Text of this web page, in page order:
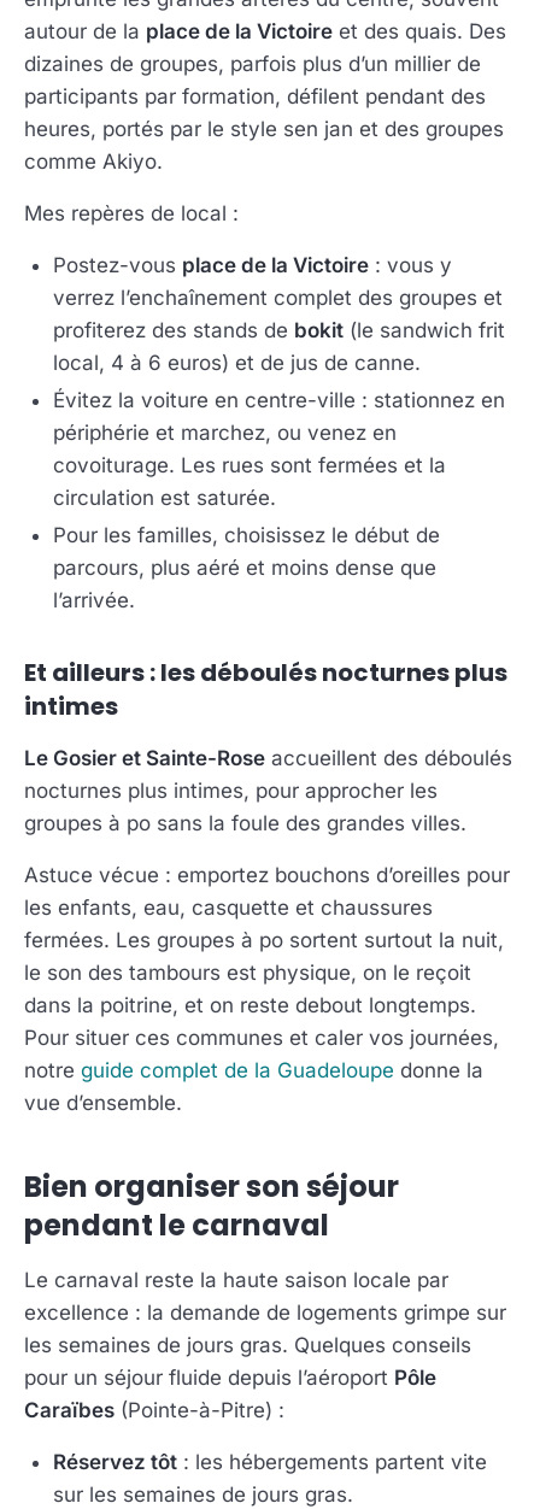
autour de la place de la Victoire et des quais. Des
dizaines de groupes, parfois plus d’un millier de
participants par formation, défilent pendant des
heures, portés par le style sen jan et des groupes
comme Akiyo.
Mes repères de local :
Postez-vous place de la Victoire : vous y
verrez l’enchaînement complet des groupes et
profiterez des stands de bokit (le sandwich frit
local, 4 à 6 euros) et de jus de canne.
Évitez la voiture en centre-ville : stationnez en
périphérie et marchez, ou venez en
covoiturage. Les rues sont fermées et la
circulation est saturée.
Pour les familles, choisissez le début de
parcours, plus aéré et moins dense que
l’arrivée.
Et ailleurs : les déboulés nocturnes plus
intimes
Le Gosier et Sainte-Rose accueillent des déboulés
nocturnes plus intimes, pour approcher les
groupes à po sans la foule des grandes villes.
Astuce vécue : emportez bouchons d’oreilles pour
les enfants, eau, casquette et chaussures
fermées. Les groupes à po sortent surtout la nuit,
le son des tambours est physique, on le reçoit
dans la poitrine, et on reste debout longtemps.
Pour situer ces communes et caler vos journées,
notre guide complet de la Guadeloupe donne la
vue d’ensemble.
Bien organiser son séjour
pendant le carnaval
Le carnaval reste la haute saison locale par
excellence : la demande de logements grimpe sur
les semaines de jours gras. Quelques conseils
pour un séjour fluide depuis l’aéroport Pôle
Caraïbes (Pointe-à-Pitre) :
Réservez tôt : les hébergements partent vite
sur les semaines de jours gras.